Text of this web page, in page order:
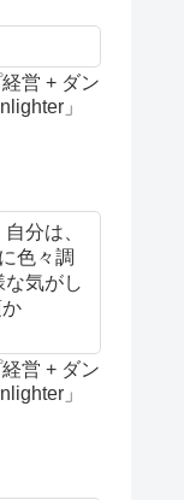
営 + ダン
」
分は、
色々調
気がし
営 + ダン
」